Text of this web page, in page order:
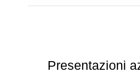
Presentazioni